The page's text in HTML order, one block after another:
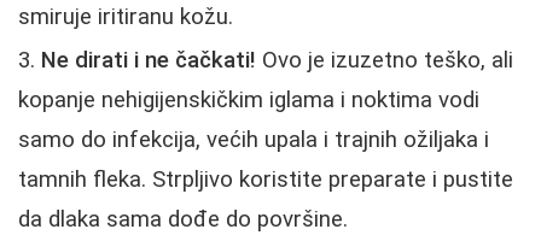
smiruje iritiranu kožu.
Ne dirati i ne čačkati! Ovo je izuzetno teško, ali
kopanje nehigijenskičkim iglama i noktima vodi
samo do infekcija, većih upala i trajnih ožiljaka i
tamnih fleka. Strpljivo koristite preparate i pustite
da dlaka sama dođe do površine.